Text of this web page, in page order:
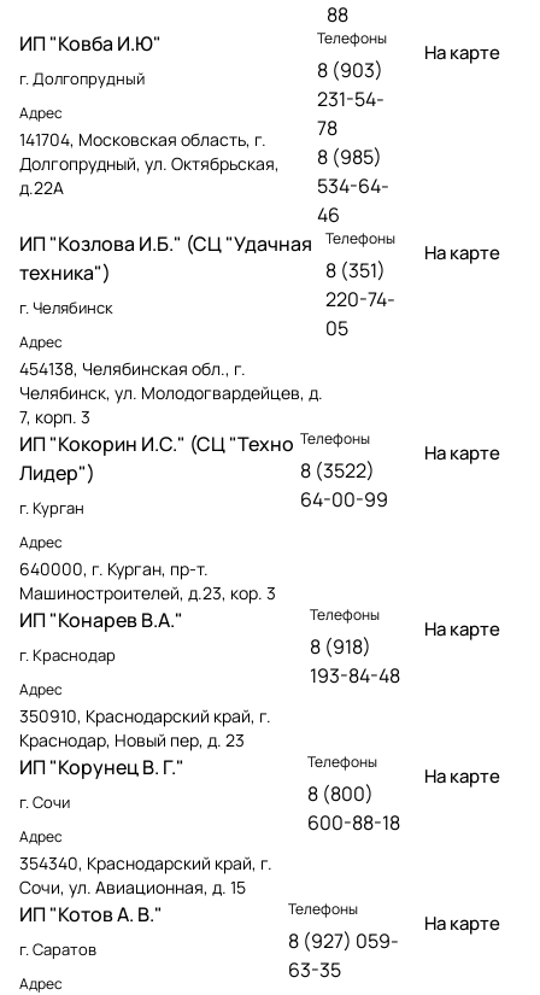
88
ИП "Ковба И.Ю"
г. Долгопрудный
Адрес
141704, Московская область, г.
Долгопрудный, ул. Октябрьская,
д.22А
Телефоны
8 (903)
231-54-
78
8 (985)
534-64-
46
На карте
ИП "Козлова И.Б." (СЦ "Удачная
техника")
г. Челябинск
Адрес
454138, Челябинская обл., г.
Челябинск, ул. Молодогвардейцев, д.
7, корп. 3
Телефоны
8 (351)
220-74-
05
На карте
ИП "Кокорин И.С." (СЦ "Техно
Лидер")
г. Курган
Адрес
640000, г. Курган, пр-т.
Машиностроителей, д.23, кор. 3
Телефоны
8 (3522)
64-00-99
На карте
ИП "Конарев В.А."
г. Краснодар
Адрес
350910, Краснодарский край, г.
Краснодар, Новый пер, д. 23
Телефоны
8 (918)
193-84-48
На карте
ИП "Корунец В. Г."
г. Сочи
Адрес
354340, Краснодарский край, г.
Сочи, ул. Авиационная, д. 15
Телефоны
8 (800)
600-88-18
На карте
ИП "Котов А. В."
г. Саратов
Адрес
Телефоны
8 (927) 059-
63-35
На карте